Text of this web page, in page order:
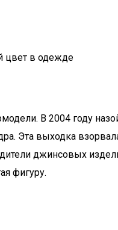
цвет в одежде
В 2004 году
Эта выходка
джинсовых
фигуру.